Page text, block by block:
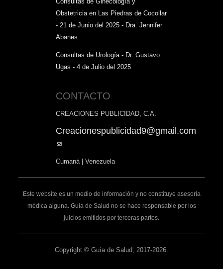
Obstetricia en Las Piedras de Cocollar
- 21 de Junio del 2025 - Dra. Jennifer
Abanes
Consultas de Urología - Dr. Gustavo
Ugas - 4 de Julio del 2025
CONTACTO
CREACIONES PUBLICIDAD, C.A.
Creacionespublicidad9@gmail.com
(link
mail)
Cumaná | Venezuela
Este website es un medio de información y no constituye asesoría
médica alguna. Guía de Salud no se hace responsable por los
juicios emitidos por terceras partes.
Copyright © Guía de Salud, 2017-2026.